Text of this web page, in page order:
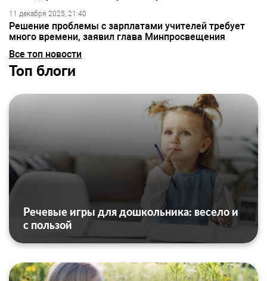
11 декабря 2025, 21:40
Решение проблемы с зарплатами учителей требует
много времени, заявил глава Минпросвещения
Все топ новости
Топ блоги
Речевые игры для дошкольника: весело и
с пользой